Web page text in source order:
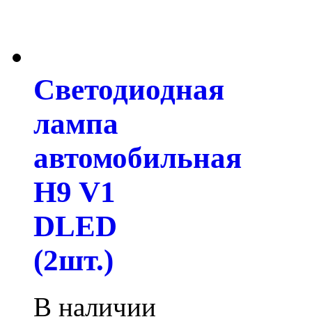
Светодиодная
лампа
автомобильная
H9 V1
DLED
(2шт.)
В наличии